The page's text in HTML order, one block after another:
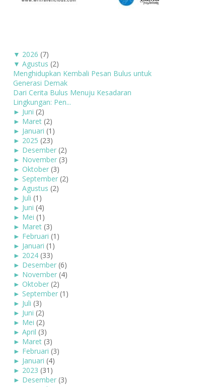
▼ 2026 (7)
▼ Agustus (2)
Menghidupkan Kembali Pesan Bulus untuk
Generasi Demak
Dari Cerita Bulus Menuju Kesadaran
Lingkungan: Pen...
► Juni (2)
► Maret (2)
► Januari (1)
► 2025 (23)
► Desember (2)
► November (3)
► Oktober (3)
► September (2)
► Agustus (2)
► Juli (1)
► Juni (4)
► Mei (1)
► Maret (3)
► Februari (1)
► Januari (1)
► 2024 (33)
► Desember (6)
► November (4)
► Oktober (2)
► September (1)
► Juli (3)
► Juni (2)
► Mei (2)
► April (3)
► Maret (3)
► Februari (3)
► Januari (4)
► 2023 (31)
► Desember (3)